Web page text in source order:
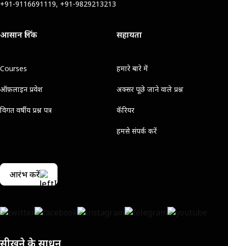
+91-9116691119, +91-9829213213
आसान लिंक
Courses
ऑफ़लाइन प्रवेश
विगत वर्षीय प्रश्न पत्र
सहायता
हमारे बारे में
अक्सर पूछे जाने वाले प्रश्न
कॅरियर
हमसे संपर्क करें
आरंभ करें
सीखने के साधन